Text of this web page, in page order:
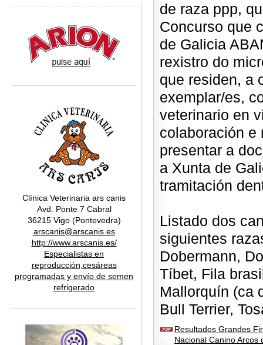
Clínica Veterinaria ars canis
Avd. Ponte 7 Cabral
36215 Vigo (Pontevedra)
arscanis@arscanis.es
http://www.arscanis.es/
Especialistas en
reproducción,cesáreas
programadas y envío de semen
refrigerado
de raza ppp,
Concurso que
de Galicia
rexistro do
que residen, a
exemplar/es,
veterinario en
colaboración e
presentar a
a Xunta de
tramitación
Listado dos
siguientes
Dobermann,
Tíbet, Fila
Mallorquín (ca
Bull Terrier,
Resultados Grandes
Nacional Canino Arcos